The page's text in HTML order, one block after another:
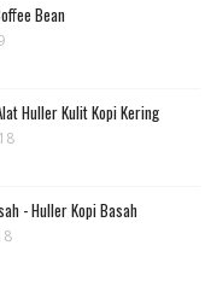
Bean
Huller Kulit Kopi Kering
- Huller Kopi Basah